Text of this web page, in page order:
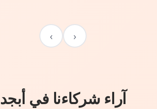
‹
›
آراء شركاءنا في أبجد